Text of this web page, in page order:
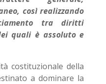
così realizzando
tra diritti
quali è assoluto e
costituzionale della
a dominare la